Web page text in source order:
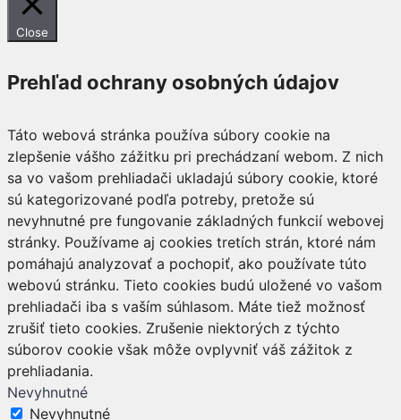
Close
Prehľad ochrany osobných údajov
Táto webová stránka používa súbory cookie na
zlepšenie vášho zážitku pri prechádzaní webom. Z nich
sa vo vašom prehliadači ukladajú súbory cookie, ktoré
sú kategorizované podľa potreby, pretože sú
nevyhnutné pre fungovanie základných funkcií webovej
stránky. Používame aj cookies tretích strán, ktoré nám
pomáhajú analyzovať a pochopiť, ako používate túto
webovú stránku. Tieto cookies budú uložené vo vašom
prehliadači iba s vaším súhlasom. Máte tiež možnosť
zrušiť tieto cookies. Zrušenie niektorých z týchto
súborov cookie však môže ovplyvniť váš zážitok z
prehliadania.
Nevyhnutné
Nevyhnutné